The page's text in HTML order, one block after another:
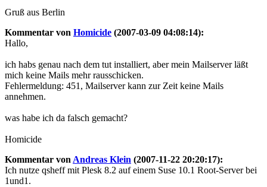
Gruß aus Berlin
Kommentar von Homicide (2007-03-09 04:08:14):
Hallo,
ich habs genau nach dem tut installiert, aber mein Mailserver läßt
mich keine Mails mehr rausschicken.
Fehlermeldung: 451, Mailserver kann zur Zeit keine Mails
annehmen.
was habe ich da falsch gemacht?
Homicide
Kommentar von Andreas Klein (2007-11-22 20:20:17):
Ich nutze qsheff mit Plesk 8.2 auf einem Suse 10.1 Root-Server bei
1und1.